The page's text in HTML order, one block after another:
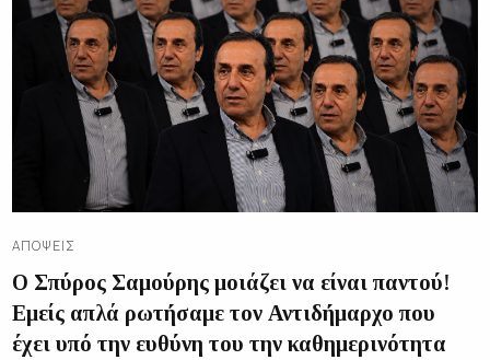
ΑΠΌΨΕΙΣ
Ο Σπύρος Σαμούρης μοιάζει να είναι παντού!
Εμείς απλά ρωτήσαμε τον Αντιδήμαρχο που
έχει υπό την ευθύνη του την καθημερινότητα